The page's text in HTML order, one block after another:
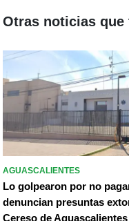
Otras noticias que
AGUASCALIENTES
Lo golpearon por no
denuncian presuntas
Cereso de Aguascalientes